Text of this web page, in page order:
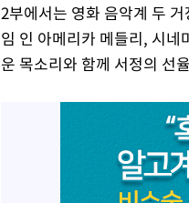
2부에서는 영화 음악계 두
임 인 아메리카 메들리, 시
운 목소리와 함께 서정의 선